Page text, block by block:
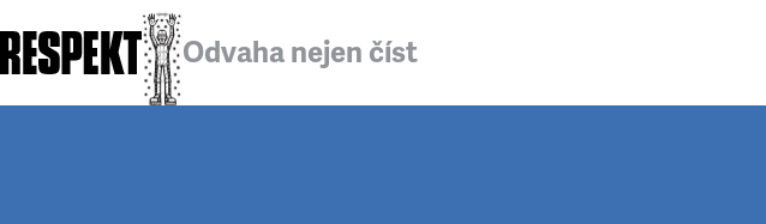
Odvaha nejen číst